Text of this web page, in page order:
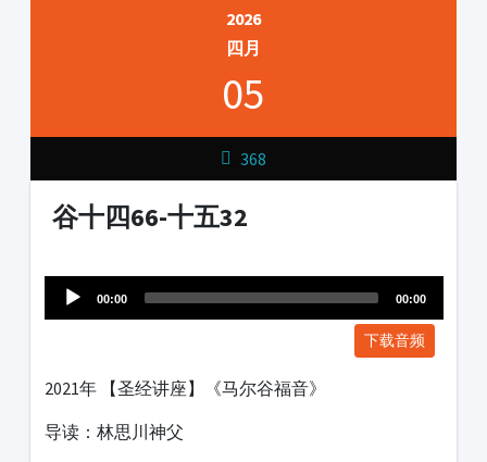
2026
四月
05
368
谷十四66-十五32
Player
00:00 00:00
下载音频
2021年 【圣经讲座】《马尔谷福音》
导读：林思川神父